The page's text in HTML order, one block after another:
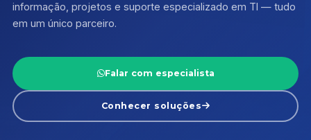
informação, projetos e suporte especializado em TI — tudo
em um único parceiro.
Falar com especialista
Conhecer soluções